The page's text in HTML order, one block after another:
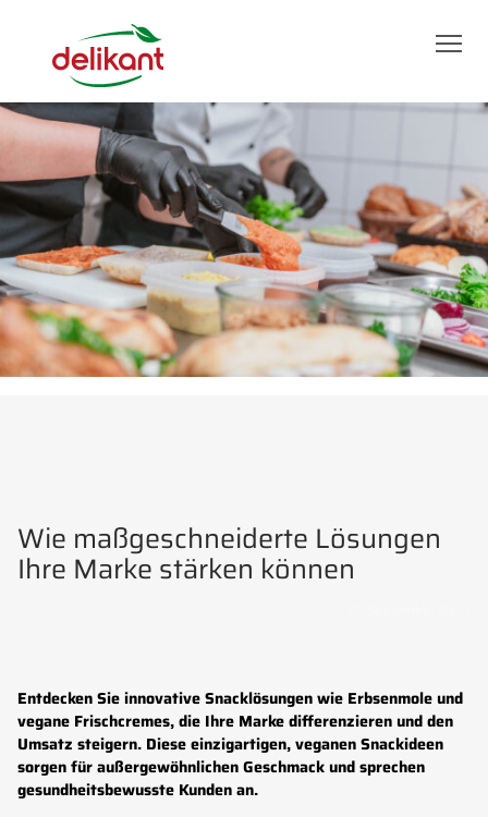
Wie maßgeschneiderte Lösungen
Ihre Marke stärken können
Entdecken Sie innovative Snacklösungen wie Erbsenmole und
vegane Frischcremes, die Ihre Marke differenzieren und den
Umsatz steigern. Diese einzigartigen, veganen Snackideen
sorgen für außergewöhnlichen Geschmack und sprechen
gesundheitsbewusste Kunden an.